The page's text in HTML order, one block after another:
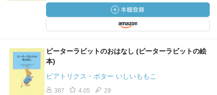
ピーターラビットのおはなし (ピーターラビットの絵
本)
ビアトリクス・ポター いしいももこ
387 4.05 29